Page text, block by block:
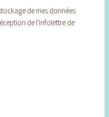
de mes données
de l'infolettre de